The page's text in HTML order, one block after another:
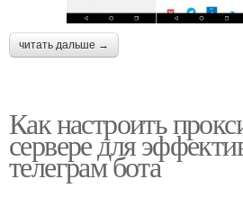
читать дальше →
Как настроить
сервере для
телеграм бота